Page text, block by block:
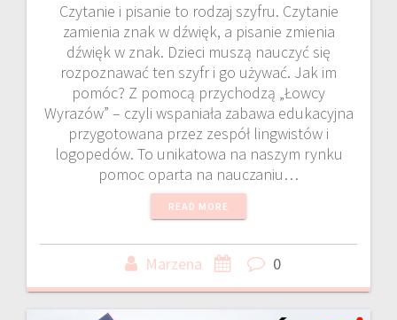
Czytanie i pisanie to rodzaj szyfru. Czytanie
zamienia znak w dźwięk, a pisanie zmienia
dźwięk w znak. Dzieci muszą nauczyć się
rozpoznawać ten szyfr i go używać. Jak im
pomóc? Z pomocą przychodzą „Łowcy
Wyrazów” – czyli wspaniała zabawa edukacyjna
przygotowana przez zespół lingwistów i
logopedów. To unikatowa na naszym rynku
pomoc oparta na nauczaniu…
READ MORE
Marzena 0